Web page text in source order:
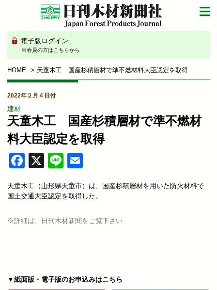
電子版ログイン
※会員の方はこちらから
HOME 天童木工 国産杉積層材で準不燃材料大臣認定を取得
2022年２月４日付
建材
天童木工 国産杉積層材で準不燃材
料大臣認定を取得
Facebook
X Line
天童木工（山形県天童市）は、国産杉積層材を用いた防火材料で
国土交通大臣認定を取得した。
※詳細は、日刊木材新聞をご覧下さい
▼紙面版・電子版のお申込みはこちら